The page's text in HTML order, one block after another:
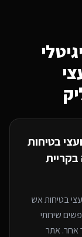
בטיחות
בקריית
בטיחות אש
שירותי
אחר. אתר